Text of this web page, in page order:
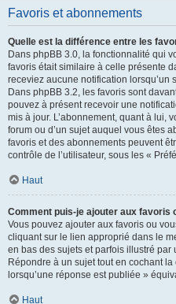
Favoris et abonnements
Quelle est la différence entre les
Dans phpBB 3.0, la fonctionnalité qui
favoris était similaire à celle présente
receviez aucune notification lorsqu’un
Dans phpBB 3.2, les favoris sont
pouvez à présent recevoir une
mis à jour. L’abonnement, quant à lui,
forum ou d’un sujet auquel vous êtes
favoris et des abonnements peuvent
contrôle de l’utilisateur, sous les «
Haut
Comment puis-je ajouter aux favoris
Vous pouvez ajouter aux favoris ou
cliquant sur le lien approprié dans le
en bas des sujets et parfois illustré par
Répondre à un sujet tout en cochant
lorsqu’une réponse est publiée »
Haut